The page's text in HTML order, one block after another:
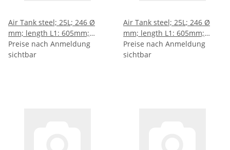
Air Tank steel; 25L; 246 Ø
mm; length L1: 605mm;
length L2: 593mm; length
L3: 449mm; length L4:
Preise nach Anmeldung
sichtbar
Air Tank steel; 25L; 246 Ø
mm; length L1: 605mm;
length L2: 593mm; length
L3: 449mm; length L4:
Preise nach Anmeldung
sichtbar